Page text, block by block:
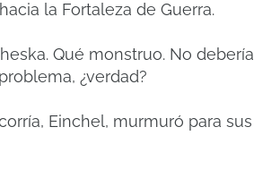
la Fortaleza de Guerra.
Qué monstruo. No debería
¿verdad?
Einchel, murmuró para sus